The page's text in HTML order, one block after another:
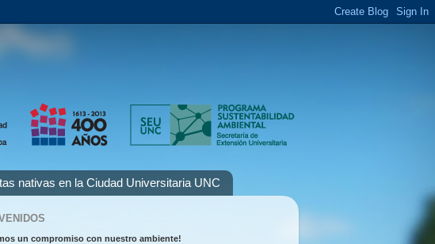
nativas en la Ciudad Universitaria UNC
un compromiso con nuestro ambiente!